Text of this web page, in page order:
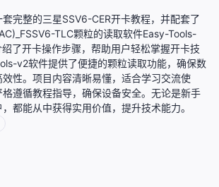
完整的三星SSV6-CER开卡教程，并配套了
TLC颗粒的读取软件Easy-Tools-
了开卡操作步骤，帮助用户轻松掌握开卡技
v2软件提供了便捷的颗粒读取功能，确保数
性。项目内容清晰易懂，适合学习交流使
遵循教程指导，确保设备安全。无论是新手
都能从中获得实用价值，提升技术能力。